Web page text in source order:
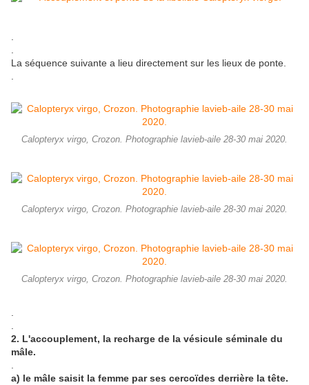
La séquence suivante a lieu directement sur les lieux de ponte.
Calopteryx virgo, Crozon. Photographie lavieb-aile 28-30 mai 2020.
Calopteryx virgo, Crozon. Photographie lavieb-aile 28-30 mai 2020.
Calopteryx virgo, Crozon. Photographie lavieb-aile 28-30 mai 2020.
2. L'accouplement, la recharge de la vésicule séminale du
mâle.
a) le mâle saisit la femme par ses cercoïdes derrière la tête.